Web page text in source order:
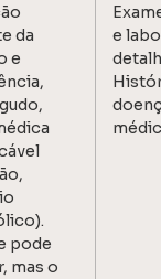
da
e
pode
mas o
e